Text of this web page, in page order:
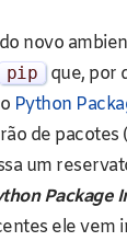
novo
pip
que, por
Python
de pacotes
um
Package
ele vem